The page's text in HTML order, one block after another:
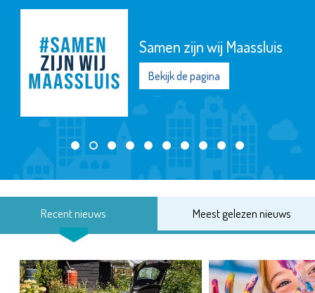
Samen zijn wij Maassluis
Bekijk de pagina
Recent nieuws Meest gelezen nieuws